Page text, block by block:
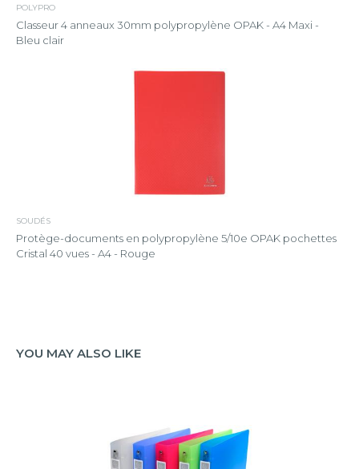
POLYPRO
Classeur 4 anneaux 30mm polypropylène OPAK - A4 Maxi -
Bleu clair
SOUDÉS
Protège-documents en polypropylène 5/10e OPAK pochettes
Cristal 40 vues - A4 - Rouge
YOU MAY ALSO LIKE